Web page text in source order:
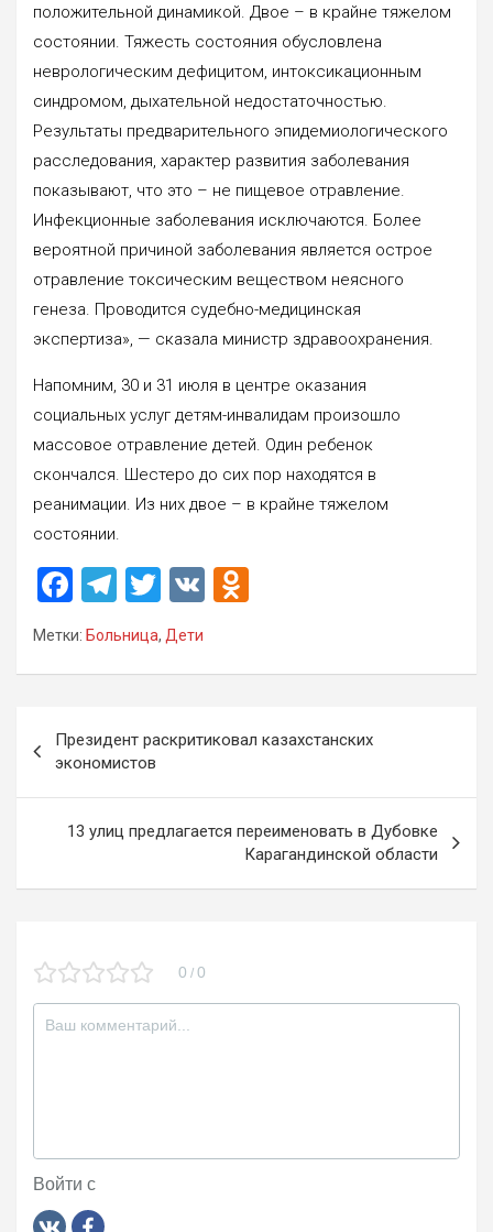
положительной динамикой. Двое – в крайне тяжелом
состоянии. Тяжесть состояния обусловлена
неврологическим дефицитом, интоксикационным
синдромом, дыхательной недостаточностью.
Результаты предварительного эпидемиологического
расследования, характер развития заболевания
показывают, что это – не пищевое отравление.
Инфекционные заболевания исключаются. Более
вероятной причиной заболевания является острое
отравление токсическим веществом неясного
генеза. Проводится судебно-медицинская
экспертиза», — сказала министр здравоохранения.
Напомним, 30 и 31 июля в центре оказания
социальных услуг детям-инвалидам произошло
массовое отравление детей. Один ребенок
скончался. Шестеро до сих пор находятся в
реанимации. Из них двое – в крайне тяжелом
состоянии.
F
a
ce
o
o
k
T
e
a
m
T
wi
tt
V
kl
ss
ni
ki
Метки: Больница, Дети
по
записям
Президент раскритиковал казахстанских
экономистов
13 улиц предлагается переименовать в Дубовке
Карагандинской области
0 / 0
Войти с